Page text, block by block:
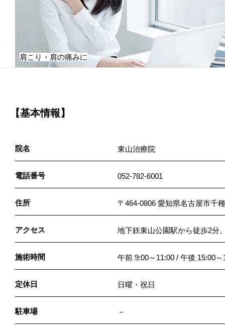
肩こり・肩の痛みに
【基本情報】
院名 東山治療院
電話番号 052-782-6001
住所 〒464-0806 愛知県名古屋市千
アクセス 地下鉄東山公園駅から徒歩2分
施術時間 午前 9:00～11:00 / 午後 15:00～
定休日 日曜・祝日
駐車場 －